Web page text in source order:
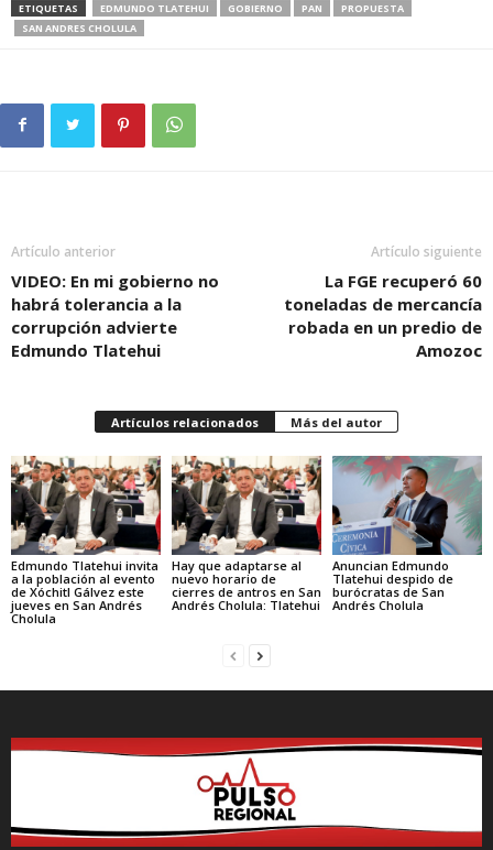
ETIQUETAS EDMUNDO TLATEHUI GOBIERNO PAN
PROPUESTA
SAN ANDRES CHOLULA
Artículo anterior
VIDEO: En mi gobierno no
habrá tolerancia a la
corrupción advierte
Edmundo Tlatehui
Artículo siguiente
La FGE recuperó 60
toneladas de mercancía
robada en un predio de
Amozoc
Artículos relacionados Más del autor
Edmundo Tlatehui invita
a la población al evento
de Xóchitl Gálvez este
jueves en San Andrés
Cholula
Hay que adaptarse al
nuevo horario de
cierres de antros en San
Andrés Cholula: Tlatehui
Anuncian Edmundo
Tlatehui despido de
burócratas de San
Andrés Cholula